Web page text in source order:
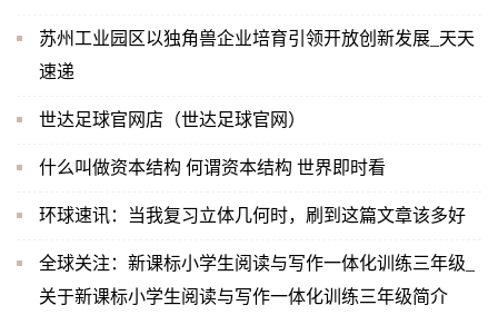
苏州工业园区以独角兽企业培育引领开放创新发展_天天
速递
世达足球官网店（世达足球官网）
什么叫做资本结构 何谓资本结构 世界即时看
环球速讯：当我复习立体几何时，刷到这篇文章该多好
全球关注：新课标小学生阅读与写作一体化训练三年级_
关于新课标小学生阅读与写作一体化训练三年级简介